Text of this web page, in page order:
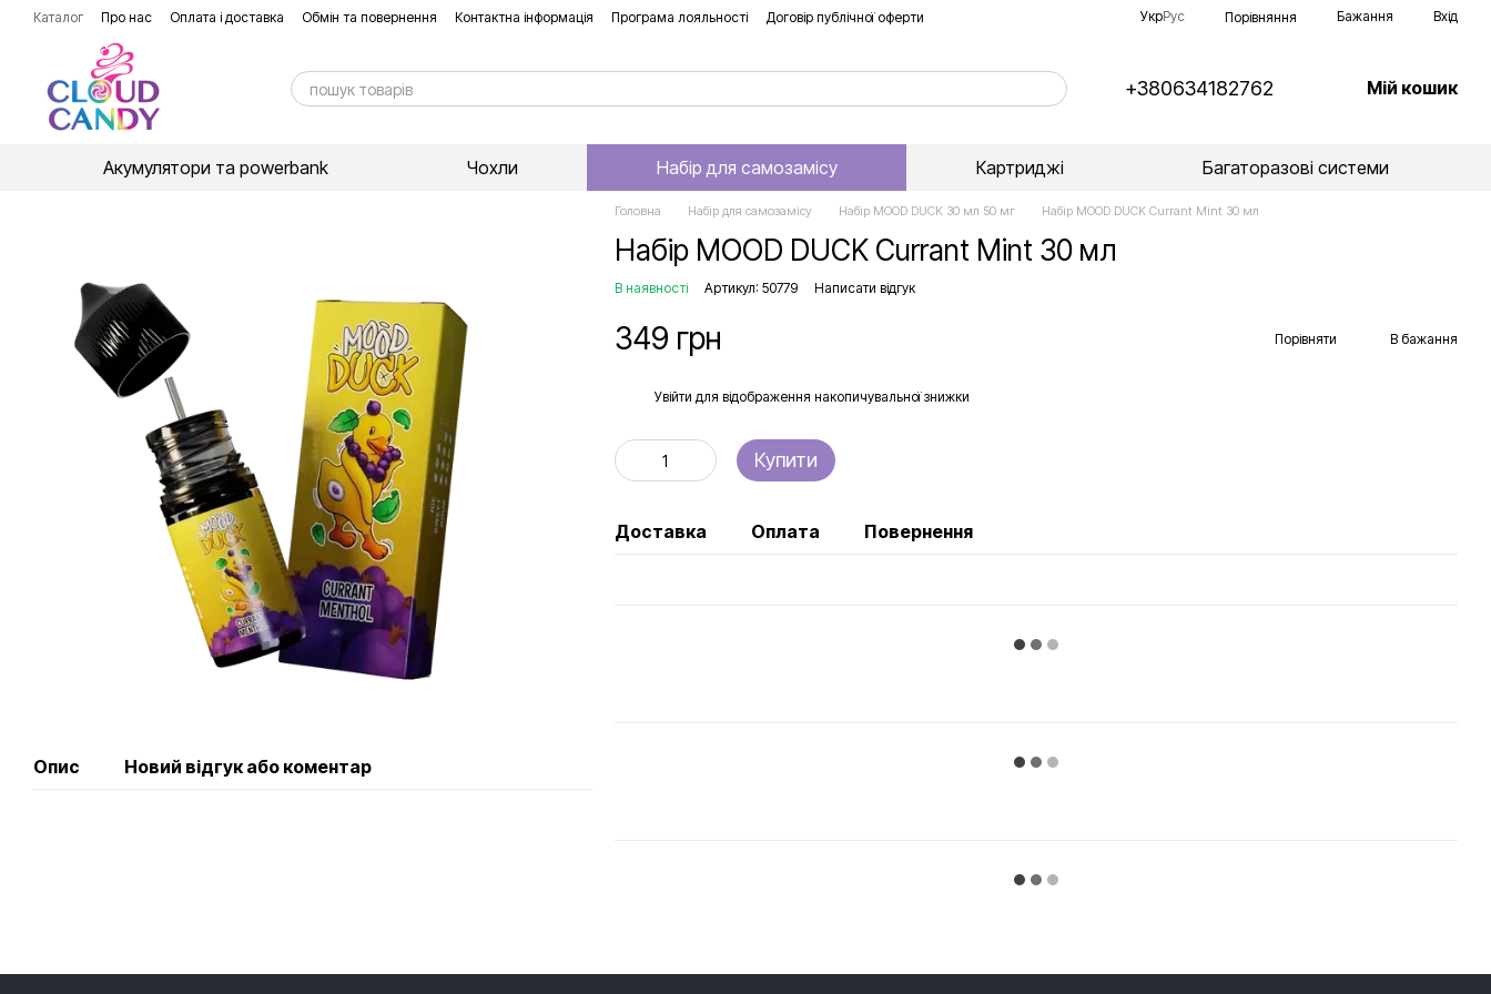
Перейти до основного контенту
Каталог Про нас Оплата і доставка Обмін та повернення Контактна інформація Програма лояльності Договір публічної оферти УкрРус Порівняння Бажання Вхід
+380634182762 Мій кошик
Акумулятори та powerbank Чохли Набір для самозамісу Картриджі Багаторазові системи
Опис Новий відгук або коментар
Головна Набір для самозамісу Набір MOOD DUCK 30 мл 50 мг Набір MOOD DUCK Currant Mint 30 мл
Набір MOOD DUCK Currant Mint 30 мл
В наявності Артикул: 50779 Написати відгук
349 грн Порівняти В бажання
Увійти для відображення накопичувальної знижки
Купити
Доставка Оплата Повернення